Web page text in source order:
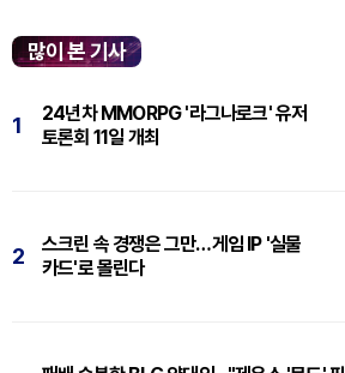
많이 본 기사
1
24년차 MMORPG '라그나로크' 유저
토론회 11일 개최
2
스크린 속 경쟁은 그만…게임 IP '실물
카드'로 몰린다